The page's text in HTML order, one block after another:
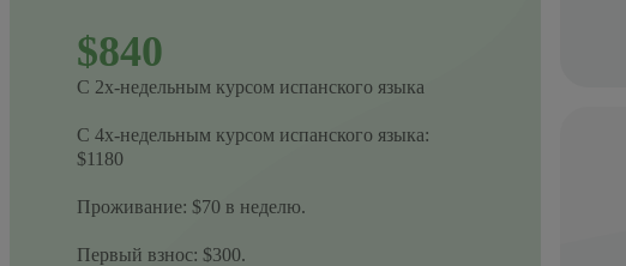
$840
С 2х-недельным курсом испанского языка
С 4х‑недельным курсом испанского языка:
$1180
Проживание: $70 в неделю.
Первый взнос: $300.